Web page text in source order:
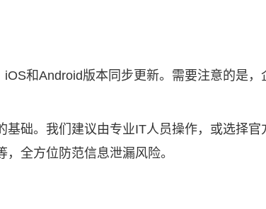
和Android版本同步更新。需要注意的是
础。我们建议由专业IT人员操作，或选择官
全方位防范信息泄漏风险。